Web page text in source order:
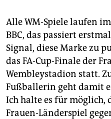
Alle WM-Spiele laufen
BBC, das passiert
Signal, diese Marke zu
das FA-Cup-Finale der
Wembleystadion statt.
Fußballerin geht damit
Ich halte es für möglich,
Frauen-Länderspiel